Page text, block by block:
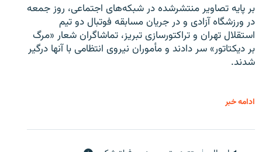
بر پایه تصاویر منتشرشده در شبکه‌های اجتماعی، روز جمعه
در ورزشگاه آزادی و در جریان مسابقه فوتبال دو تیم
استقلال تهران و تراکتورسازی تبریز، تماشاگران شعار «مرگ
بر دیکتاتور» سر دادند و مأموران نیروی انتظامی با آنها درگیر
شدند.
ادامه خبر